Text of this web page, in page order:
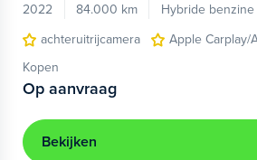
2022
84.000 km Hybride benzine
achteruitrijcamera
Apple Carplay/
Kopen
Op aanvraag
Bekijken